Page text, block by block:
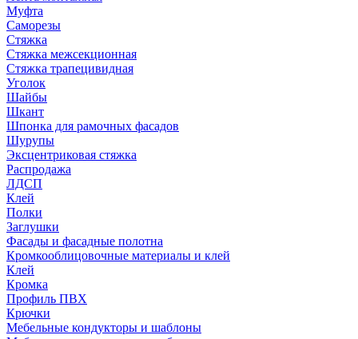
Муфта
Саморезы
Стяжка
Стяжка межсекционная
Стяжка трапецивидная
Уголок
Шайбы
Шкант
Шпонка для рамочных фасадов
Шурупы
Эксцентриковая стяжка
Распродажа
ЛДСП
Клей
Полки
Заглушки
Фасады и фасадные полотна
Кромкооблицовочные материалы и клей
Клей
Кромка
Профиль ПВХ
Крючки
Мебельные кондукторы и шаблоны